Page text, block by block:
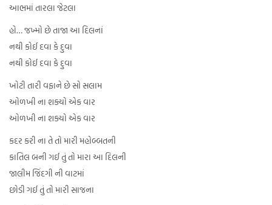
આભમાં તારલા જેટલા
હો… જખ્મો છે તાજા આ દિલનાં
નથી કોઈ દવા કે દુવા
નથી કોઈ દવા કે દુવા
ખોટી તારી વફાને છે સો સલામ
ઓળખી ના શક્યો એક વાર
ઓળખી ના શક્યો એક વાર
કદર કરી ના તે તો મારી મહોબ્બતની
કાતિલ બની ગઈ તું તો મારા આ દિલની
જાલીમ જિંદગી ની વાટમાં
છોડી ગઈ તું તો મારી સાજના